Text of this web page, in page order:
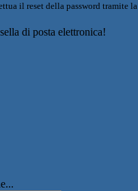
il reset della password tramite la
di posta elettronica!